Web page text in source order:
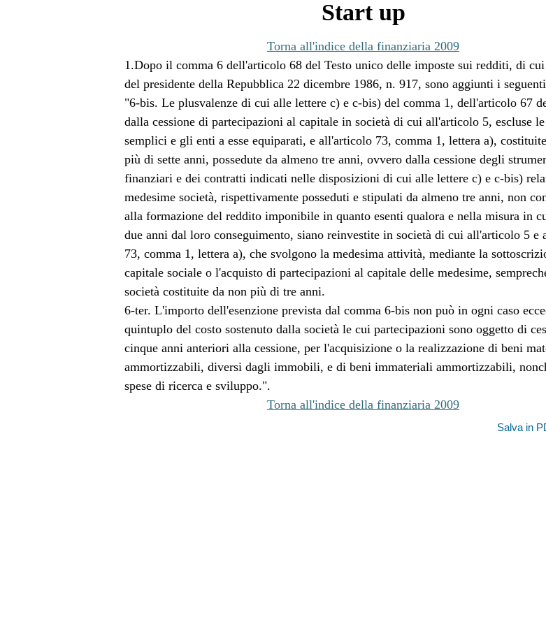
Start up
Torna all'indice della finanziaria 2009
1.Dopo il comma 6 dell'articolo 68 del Testo unico delle imposte sui redditi, di
del presidente della Repubblica 22 dicembre 1986, n. 917, sono aggiunti i
"6-bis. Le plusvalenze di cui alle lettere c) e c-bis) del comma 1, dell'articolo 67
dalla cessione di partecipazioni al capitale in società di cui all'articolo 5, escluse
semplici e gli enti a esse equiparati, e all'articolo 73, comma 1, lettera a),
più di sette anni, possedute da almeno tre anni, ovvero dalla cessione degli
finanziari e dei contratti indicati nelle disposizioni di cui alle lettere c) e c-bis)
medesime società, rispettivamente posseduti e stipulati da almeno tre anni, non
alla formazione del reddito imponibile in quanto esenti qualora e nella misura in
due anni dal loro conseguimento, siano reinvestite in società di cui all'articolo 5 e
73, comma 1, lettera a), che svolgono la medesima attività, mediante la
capitale sociale o l'acquisto di partecipazioni al capitale delle medesime,
società costituite da non più di tre anni.
6-ter. L'importo dell'esenzione prevista dal comma 6-bis non può in ogni caso
quintuplo del costo sostenuto dalla società le cui partecipazioni sono oggetto di
cinque anni anteriori alla cessione, per l'acquisizione o la realizzazione di beni
ammortizzabili, diversi dagli immobili, e di beni immateriali ammortizzabili,
spese di ricerca e sviluppo.".
Torna all'indice della finanziaria 2009
Salva in